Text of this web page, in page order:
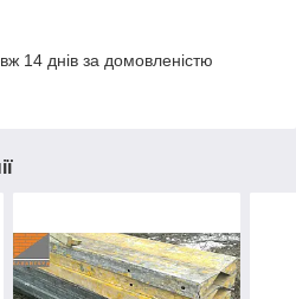
14 днів за домовленістю